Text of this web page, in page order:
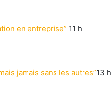
en entreprise” 11 h
jamais sans les autres”13 h